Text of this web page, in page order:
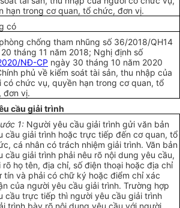
hạn trong cơ quan, tổ chức, đơn vị.
có
chống tham nhũng số 36/2018/QH14
tháng 11 năm 2018; Nghị định số
NĐ-CP ngày 30 tháng 10 năm 2020
phủ về kiểm soát tài sản, thu nhập của
có chức vụ, quyền hạn trong cơ quan, tổ
đơn vị.
cầu giải trình
1: Người yêu cầu giải trình gửi văn bản
cầu giải trình hoặc trực tiếp đến cơ quan, tổ
cá nhân có trách nhiệm giải trình. Văn bản
cầu giải trình phải nêu rõ nội dung yêu cầu,
rõ họ tên, địa chỉ, số điện thoại hoặc địa chỉ
tín và phải có chữ ký hoặc điểm chỉ xác
của người yêu cầu giải trình. Trường hợp
cầu trực tiếp thì người yêu cầu giải trình